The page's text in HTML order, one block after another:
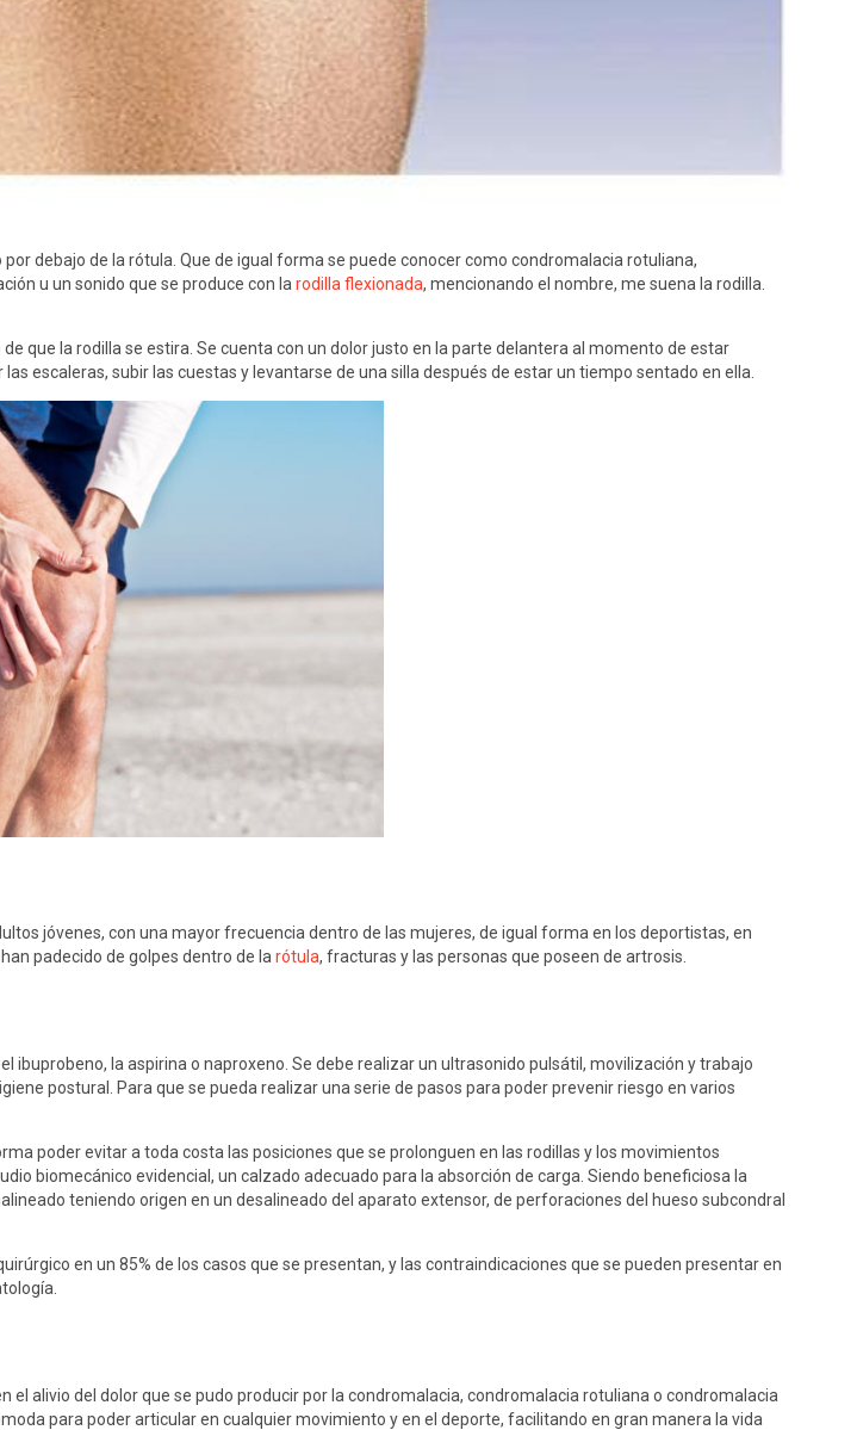
debajo de la rótula. Que de igual forma se puede conocer como condromalacia rotuliana,
u un sonido que se produce con la rodilla flexionada, mencionando el nombre, me suena la rodilla.
que la rodilla se estira. Se cuenta con un dolor justo en la parte delantera al momento de estar
escaleras, subir las cuestas y levantarse de una silla después de estar un tiempo sentado en ella.
jóvenes, con una mayor frecuencia dentro de las mujeres, de igual forma en los deportistas, en
padecido de golpes dentro de la rótula, fracturas y las personas que poseen de artrosis.
ibuprobeno, la aspirina o naproxeno. Se debe realizar un ultrasonido pulsátil, movilización y trabajo
postural. Para que se pueda realizar una serie de pasos para poder prevenir riesgo en varios
poder evitar a toda costa las posiciones que se prolonguen en las rodillas y los movimientos
biomecánico evidencial, un calzado adecuado para la absorción de carga. Siendo beneficiosa la
teniendo origen en un desalineado del aparato extensor, de perforaciones del hueso subcondral
en un 85% de los casos que se presentan, y las contraindicaciones que se pueden presentar en
alivio del dolor que se pudo producir por la condromalacia, condromalacia rotuliana o condromalacia
para poder articular en cualquier movimiento y en el deporte, facilitando en gran manera la vida